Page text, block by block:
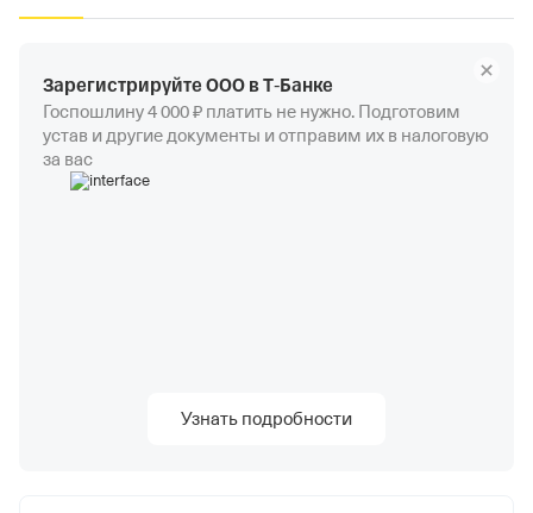
Зарегистрируйте ООО в Т‑Банке
Госпошлину 4 000 ₽ платить не нужно. Подготовим
устав и другие документы и отправим их в налоговую
за вас
Узнать подробности